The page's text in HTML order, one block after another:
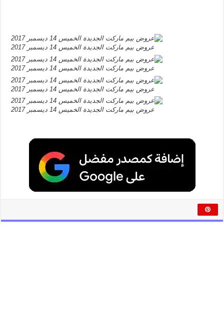
عروض بيم ماركت الجديدة الخميس 14 ديسمبر 2017
عروض بيم ماركت الجديدة الخميس 14 ديسمبر 2017
عروض بيم ماركت الجديدة الخميس 14 ديسمبر 2017
عروض بيم ماركت الجديدة الخميس 14 ديسمبر 2017